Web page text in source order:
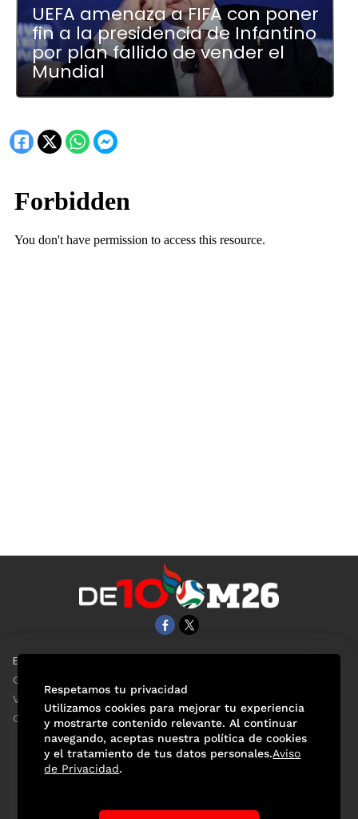
UEFA amenaza a FIFA con poner
fin a la presidencia de Infantino
por plan fallido de vender el
Mundial
EL UNIVERSAL
Clase
ViveUSA
Confabulario
Respetamos tu privacidad
Utilizamos cookies para mejorar tu experiencia
y mostrarte contenido relevante. Al continuar
navegando, aceptas nuestra política de cookies
y el tratamiento de tus datos personales.Aviso
de Privacidad.